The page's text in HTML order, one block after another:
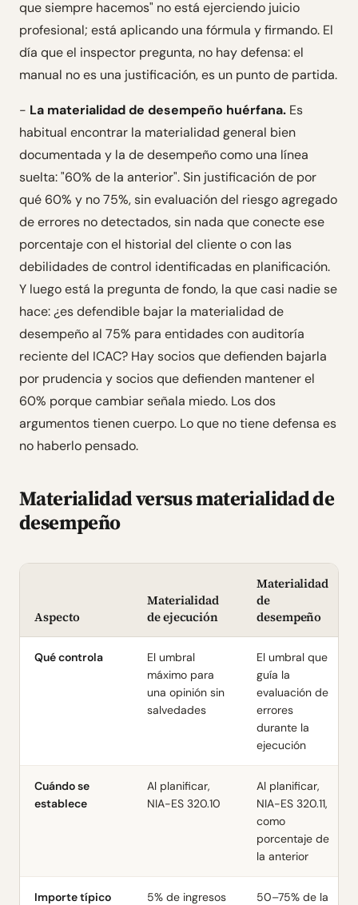
que siempre hacemos" no está ejerciendo juicio
profesional; está aplicando una fórmula y firmando. El
día que el inspector pregunta, no hay defensa: el
manual no es una justificación, es un punto de partida.
- La materialidad de desempeño huérfana. Es
habitual encontrar la materialidad general bien
documentada y la de desempeño como una línea
suelta: "60% de la anterior". Sin justificación de por
qué 60% y no 75%, sin evaluación del riesgo agregado
de errores no detectados, sin nada que conecte ese
porcentaje con el historial del cliente o con las
debilidades de control identificadas en planificación.
Y luego está la pregunta de fondo, la que casi nadie se
hace: ¿es defendible bajar la materialidad de
desempeño al 75% para entidades con auditoría
reciente del ICAC? Hay socios que defienden bajarla
por prudencia y socios que defienden mantener el
60% porque cambiar señala miedo. Los dos
argumentos tienen cuerpo. Lo que no tiene defensa es
no haberlo pensado.
Materialidad versus materialidad de
desempeño
Aspecto
Materialidad
de ejecución
Materialidad
de
desempeño
Qué controla
El umbral
máximo para
una opinión sin
salvedades
El umbral que
guía la
evaluación de
errores
durante la
ejecución
Cuándo se
establece
Al planificar,
NIA-ES 320.10
Al planificar,
NIA-ES 320.11,
como
porcentaje de
la anterior
Importe típico
5% de ingresos
50–75% de la